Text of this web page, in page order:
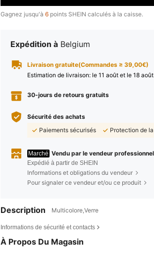
Gagnez jusqu'à 6 points SHEIN calculés à la caisse.
Expédition à Belgium
Livraison gratuite(Commandes ≥ 39,00€)
Estimation de livraison: le 11 août et le 18 août
30-jours de retours gratuits
Sécurité des achats
Paiements sécurisés
Protection de
Marché Vendu par le vendeur
Expédié à partir de SHEIN
Informations et obligations du vendeur
Pour signaler ce vendeur et/ou ce produit
Description Multicolore,Verre
Informations de sécurité et contacts
À Propos Du Magasin